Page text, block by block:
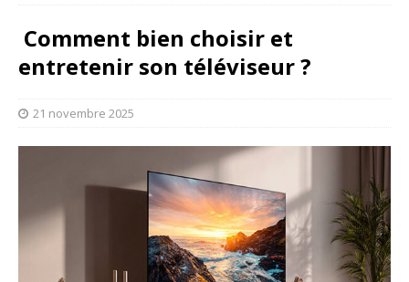
️ Comment bien choisir et
entretenir son téléviseur ?
21 novembre 2025